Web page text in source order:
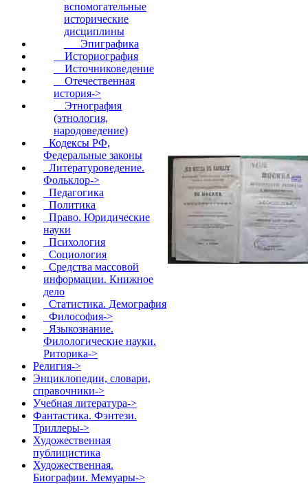
вспомогательные
исторические
дисциплины
Эпиграфика
Историография
Источниковедение
Отечественная
история->
Этнография
(этнология,
народоведение)
Кодексы РФ,
Федеральные законы
Литературоведение.
Фольклор->
Педагогика
Политика
Право. Юридические
науки
Психология
Социология
Средства массовой
информации. Книжное
дело
Статистика. Демография
Философия->
Языкознание.
Филологические науки.
Риторика->
Религия->
Энциклопедии, словари,
справочники->
Учебная литература->
Фантастика. Фэнтези.
Триллеры->
Художественная
публицистика
Художественная.
Биографии. Мемуары->